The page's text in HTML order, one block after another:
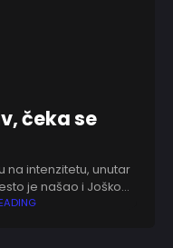
čeka se
na intenzitetu, unutar
je našao i Joško
hrvatski